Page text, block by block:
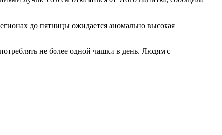
до пятницы ожидается аномально высокая
не более одной чашки в день. Людям с